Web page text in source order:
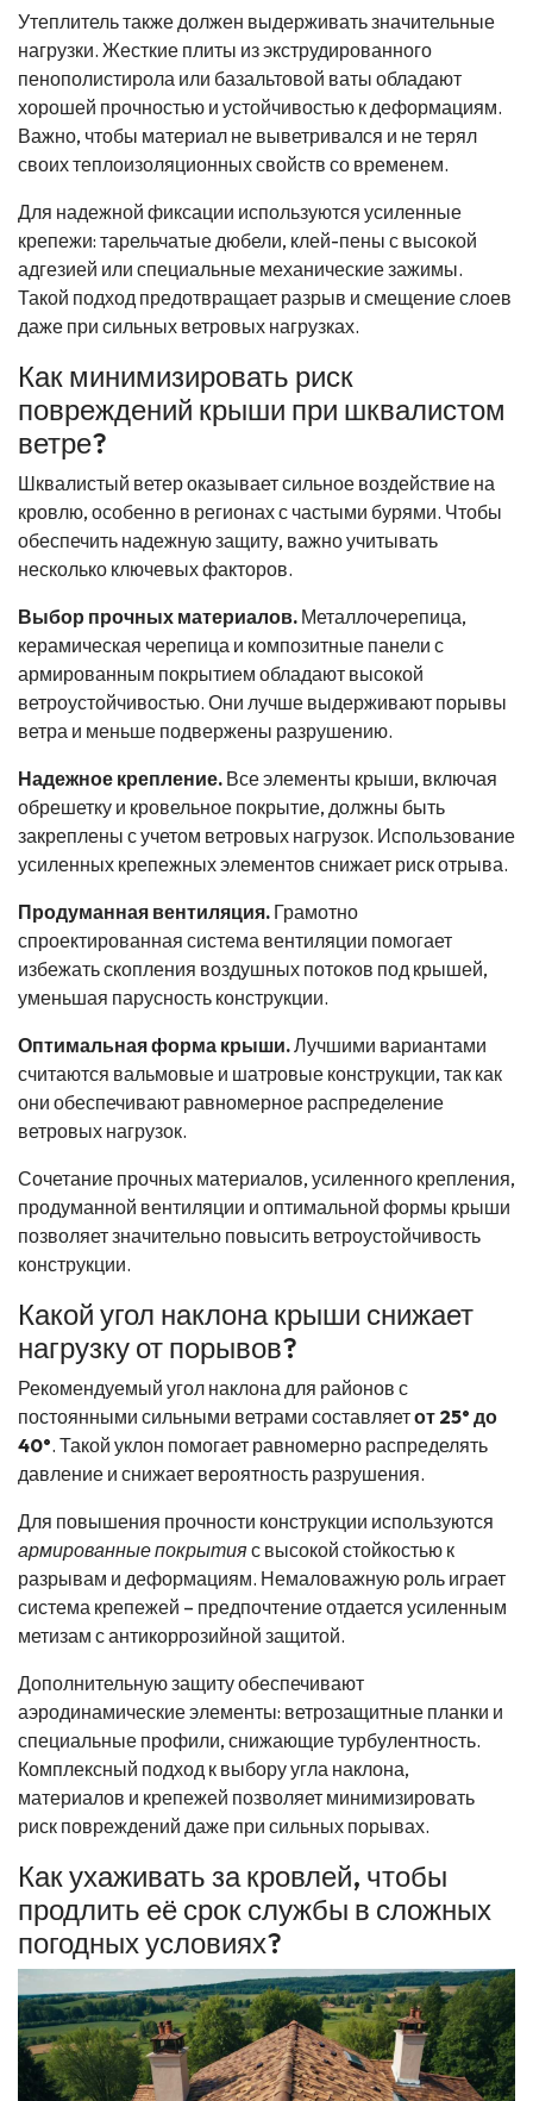
Утеплитель также должен выдерживать значительные
нагрузки. Жесткие плиты из экструдированного
пенополистирола или базальтовой ваты обладают
хорошей прочностью и устойчивостью к деформациям.
Важно, чтобы материал не выветривался и не терял
своих теплоизоляционных свойств со временем.
Для надежной фиксации используются усиленные
крепежи: тарельчатые дюбели, клей-пены с высокой
адгезией или специальные механические зажимы.
Такой подход предотвращает разрыв и смещение слоев
даже при сильных ветровых нагрузках.
Как минимизировать риск
повреждений крыши при шквалистом
ветре?
Шквалистый ветер оказывает сильное воздействие на
кровлю, особенно в регионах с частыми бурями. Чтобы
обеспечить надежную защиту, важно учитывать
несколько ключевых факторов.
Выбор прочных материалов. Металлочерепица,
керамическая черепица и композитные панели с
армированным покрытием обладают высокой
ветроустойчивостью. Они лучше выдерживают порывы
ветра и меньше подвержены разрушению.
Надежное крепление. Все элементы крыши, включая
обрешетку и кровельное покрытие, должны быть
закреплены с учетом ветровых нагрузок. Использование
усиленных крепежных элементов снижает риск отрыва.
Продуманная вентиляция. Грамотно
спроектированная система вентиляции помогает
избежать скопления воздушных потоков под крышей,
уменьшая парусность конструкции.
Оптимальная форма крыши.Лучшими вариантами
считаются вальмовые и шатровые конструкции, так как
они обеспечивают равномерное распределение
ветровых нагрузок.
Сочетание прочных материалов, усиленного крепления,
продуманной вентиляции и оптимальной формы крыши
позволяет значительно повысить ветроустойчивость
конструкции.
Какой угол наклона крыши снижает
нагрузку от порывов?
Рекомендуемый угол наклона для районов с
постоянными сильными ветрами составляетот 25° до
40°. Такой уклон помогает равномерно распределять
давление и снижает вероятность разрушения.
Для повышения прочности конструкции используются
армированные покрытияс высокой стойкостью к
разрывам и деформациям. Немаловажную роль играет
система крепежей – предпочтение отдается усиленным
метизам с антикоррозийной защитой.
Дополнительную защиту обеспечивают
аэродинамические элементы: ветрозащитные планки и
специальные профили, снижающие турбулентность.
Комплексный подход к выбору угла наклона,
материалов и крепежей позволяет минимизировать
риск повреждений даже при сильных порывах.
Как ухаживать за кровлей, чтобы
продлить её срок службы в сложных
погодных условиях?